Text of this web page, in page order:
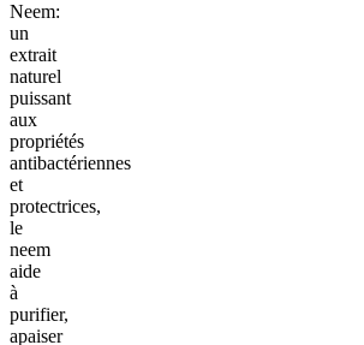
Neem:
un
extrait
naturel
puissant
aux
propriétés
antibactériennes
et
protectrices,
le
neem
aide
à
purifier,
apaiser